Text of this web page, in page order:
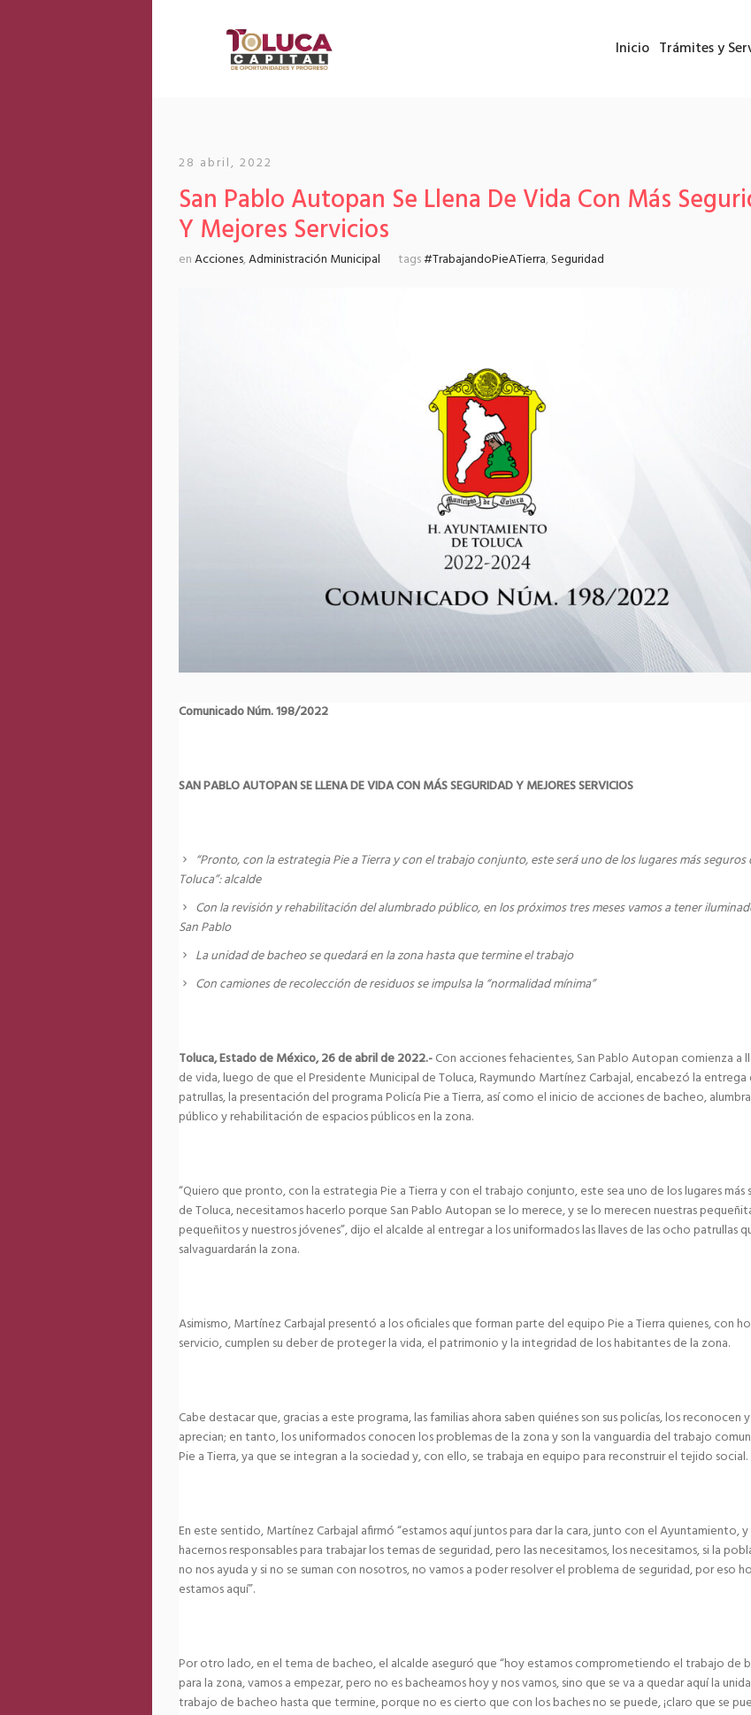
Inicio Trámites y
28 abril, 2022
San Pablo Autopan Se Llena De Vida Con Más
Y Mejores Servicios
enAcciones,Administración Municipal tags#TrabajandoPieATierra,Seguridad
Comunicado Núm. 198/2022
SAN PABLO AUTOPAN SE LLENA DE VIDA CON MÁS SEGURIDAD Y MEJORES SERVICIOS
“Pronto, con la estrategia Pie a Tierra y con el trabajo conjunto, este será uno de los lugares más seguros
Toluca”: alcalde
Con la revisión y rehabilitación del alumbrado público, en los próximos tres meses vamos a tener
San Pablo
La unidad de bacheo se quedará en la zona hasta que termine el trabajo
Con camiones de recolección de residuos se impulsa la “normalidad mínima”
Toluca, Estado de México, 26 de abril de 2022.-Con acciones fehacientes, San Pablo Autopan comienza a
de vida, luego de que el Presidente Municipal de Toluca, Raymundo Martínez Carbajal, encabezó la entrega
patrullas, la presentación del programa Policía Pie a Tierra, así como el inicio de acciones de bacheo,
público y rehabilitación de espacios públicos en la zona.
“Quiero que pronto, con la estrategia Pie a Tierra y con el trabajo conjunto, este sea uno de los lugares más
de Toluca, necesitamos hacerlo porque San Pablo Autopan se lo merece, y se lo merecen nuestras
pequeñitos y nuestros jóvenes”, dijo el alcalde al entregar a los uniformados las llaves de las ocho patrullas
salvaguardarán la zona.
Asimismo, Martínez Carbajal presentó a los oficiales que forman parte del equipo Pie a Tierra quienes, con
servicio, cumplen su deber de proteger la vida, el patrimonio y la integridad de los habitantes de la zona.
Cabe destacar que, gracias a este programa, las familias ahora saben quiénes son sus policías, los reconocen y
aprecian; en tanto, los uniformados conocen los problemas de la zona y son la vanguardia del trabajo
Pie a Tierra, ya que se integran a la sociedad y, con ello, se trabaja en equipo para reconstruir el tejido social.
En este sentido, Martínez Carbajal afirmó “estamos aquí juntos para dar la cara, junto con el Ayuntamiento, y
hacernos responsables para trabajar los temas de seguridad, pero las necesitamos, los necesitamos, si la
no nos ayuda y si no se suman con nosotros, no vamos a poder resolver el problema de seguridad, por eso
estamos aquí”.
Por otro lado, en el tema de bacheo, el alcalde aseguró que “hoy estamos comprometiendo el trabajo de
para la zona, vamos a empezar, pero no es bacheamos hoy y nos vamos, sino que se va a quedar aquí la
trabajo de bacheo hasta que termine, porque no es cierto que con los baches no se puede, ¡claro que se